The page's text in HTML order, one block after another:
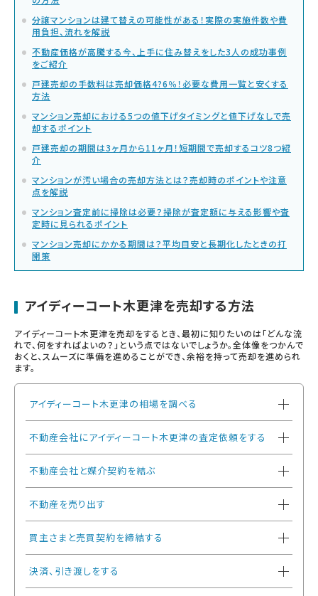
分譲マンションは建て替えの可能性がある！実際の実施件数や費
用負担、流れを解説
不動産価格が高騰する今、上手に住み替えをした3人の成功事例
をご紹介
戸建売却の手数料は売却価格4?6％！必要な費用一覧と安くする
方法
マンション売却における5つの値下げタイミングと値下げなしで売
却するポイント
戸建売却の期間は3ヶ月から11ヶ月！短期間で売却するコツ8つ紹
介
マンションが汚い場合の売却方法とは？売却時のポイントや注意
点を解説
マンション査定前に掃除は必要？掃除が査定額に与える影響や査
定時に見られるポイント
マンション売却にかかる期間は？平均目安と長期化したときの打
開策
アイディーコート木更津を売却する方法
アイディーコート木更津を売却をするとき、最初に知りたいのは「どんな流
れで、何をすればよいの？」という点ではないでしょうか。全体像をつかんで
おくと、スムーズに準備を進めることができ、余裕を持って売却を進められ
ます。
アイディーコート木更津の相場を調べる
不動産会社にアイディーコート木更津の査定依頼をする
不動産会社と媒介契約を結ぶ
不動産を売り出す
買主さまと売買契約を締結する
決済、引き渡しをする